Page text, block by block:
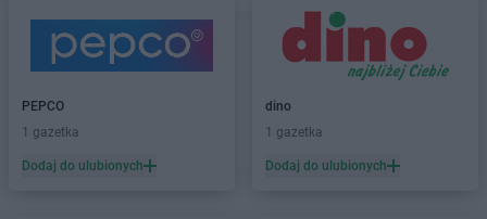
PEPCO
1 gazetka
Dodaj do ulubionych
dino
1 gazetka
Dodaj do ulubionych